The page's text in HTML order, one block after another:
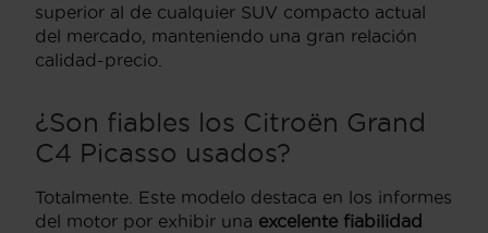
superior al de cualquier SUV compacto actual
del mercado, manteniendo una gran relación
calidad-precio.
¿Son fiables los Citroën Grand
C4 Picasso usados?
Totalmente. Este modelo destaca en los informes
del motor por exhibir una excelente fiabilidad